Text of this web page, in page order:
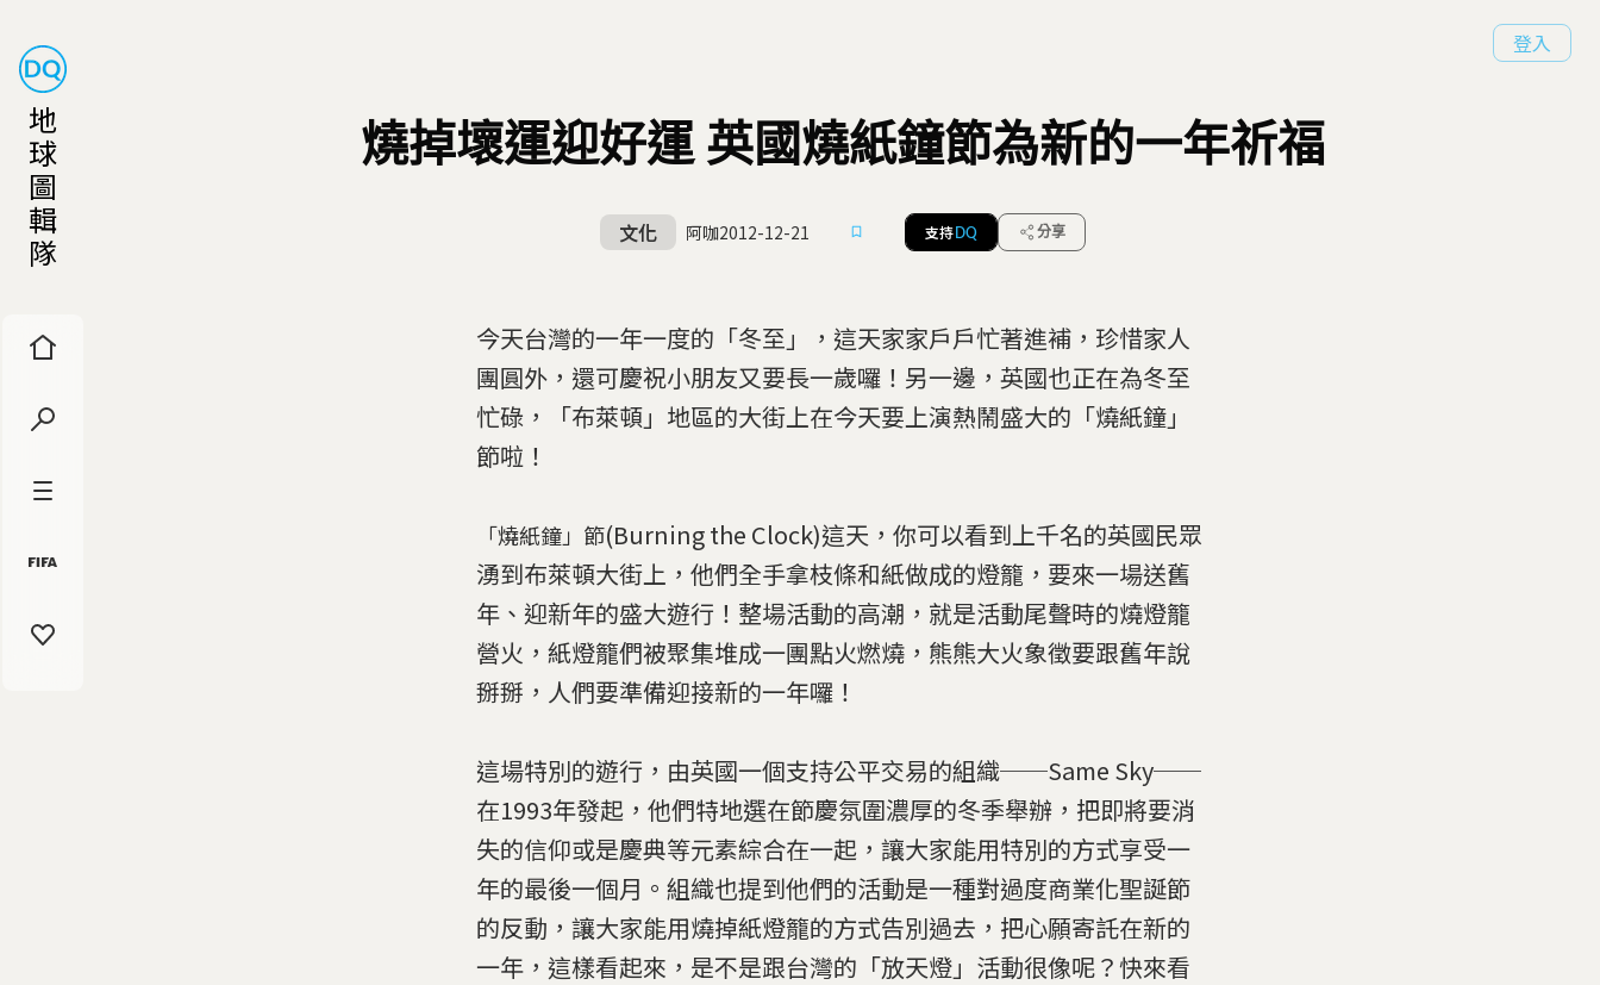
地
球
圖
輯
隊
登入
燒掉壞運迎好運 英國燒紙鐘節為新的一年祈福
文化 阿咖2012-12-21 支持 DQ 分享
今天台灣的一年一度的「冬至」，這天家家戶戶忙著進補，珍惜家人
團圓外，還可慶祝小朋友又要長一歲囉！另一邊，英國也正在為冬至
忙碌，「布萊頓」地區的大街上在今天要上演熱鬧盛大的「燒紙鐘」
節啦！
「燒紙鐘」節(Burning the Clock)這天，你可以看到上千名的英國民眾
湧到布萊頓大街上，他們全手拿枝條和紙做成的燈籠，要來一場送舊
年、迎新年的盛大遊行！整場活動的高潮，就是活動尾聲時的燒燈籠
營火，紙燈籠們被聚集堆成一團點火燃燒，熊熊大火象徵要跟舊年說
掰掰，人們要準備迎接新的一年囉！
這場特別的遊行，由英國一個支持公平交易的組織──Same Sky──
在1993年發起，他們特地選在節慶氛圍濃厚的冬季舉辦，把即將要消
失的信仰或是慶典等元素綜合在一起，讓大家能用特別的方式享受一
年的最後一個月。組織也提到他們的活動是一種對過度商業化聖誕節
的反動，讓大家能用燒掉紙燈籠的方式告別過去，把心願寄託在新的
一年，這樣看起來，是不是跟台灣的「放天燈」活動很像呢？快來看